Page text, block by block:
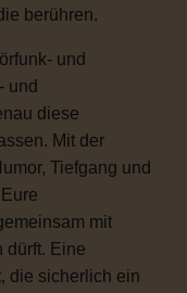
berühren.
und
und
diese
Mit der
Tiefgang und
mit
dürft. Eine
die sicherlich ein